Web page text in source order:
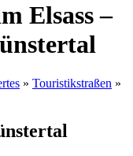
Elsass –
» Touristikstraßen »